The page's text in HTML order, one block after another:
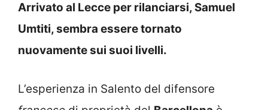
Arrivato al Lecce per rilanciarsi, Samuel
Umtiti, sembra essere tornato
nuovamente sui suoi livelli.
L’esperienza in Salento del difensore